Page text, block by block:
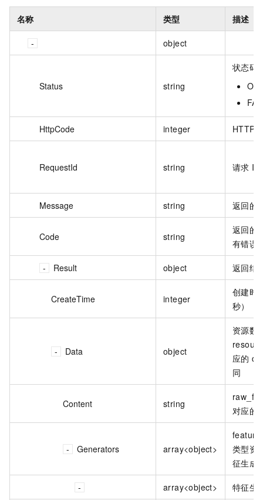
名称 类型 描述
object
Status string
状态码
OK
HttpCode integer HTTP
RequestId string 请求 ID
Message string 返回的
Code string
返回的
有错误
Result object 返回结
CreateTime integer
创建时
秒）
Data object
资源数
应的
同
Content string
对应的
Generators array<object>
类型资
征生成
array<object> 特征生